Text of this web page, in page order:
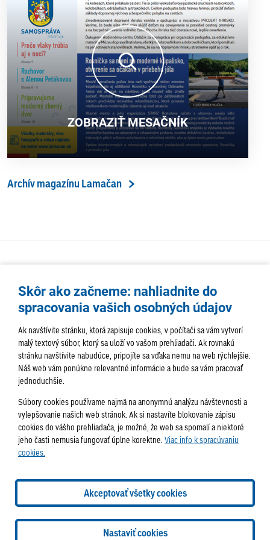
ZOBRAZIŤ MESAČNÍK
Archív magazínu Lamačan
AKTUALITY TÉMA SAMOSPRÁVA
SERVIS
HISTÓRIA PODUJATIA
info@lamac.sk
dispecing@lamac.sk
Doručovanie
Tlačené vydania
Sadzobník inzercie
2026 © Mestská časť Bratislava-Lamač
Tvorba web stránok a
Skôr ako začneme: nahliadnite do
spracovania vašich osobných údajov
Ak navštívite stránku, ktorá zapisuje cookies, v počítači sa vám vytvorí
malý textový súbor, ktorý sa uloží vo vašom prehliadači. Ak rovnakú
stránku navštívite nabudúce, pripojíte sa vďaka nemu na web rýchlejšie.
Náš web vám ponúkne relevantné informácie a bude sa vám pracovať
jednoduchšie.
Súbory cookies používame najmä na anonymnú analýzu návštevnosti a
vylepšovanie našich web stránok. Ak si nastavíte blokovanie zápisu
cookies do vášho prehliadača, je možné, že web sa spomalí a niektoré
jeho časti nemusia fungovať úplne korektne. Viac info k spracúvaniu
cookies.
Akceptovať všetky cookies
Nastaviť cookies